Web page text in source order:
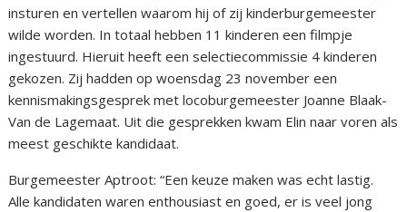
insturen en vertellen waarom hij of zij kinderburgemeester
wilde worden. In totaal hebben 11 kinderen een filmpje
ingestuurd. Hieruit heeft een selectiecommissie 4 kinderen
gekozen. Zij hadden op woensdag 23 november een
kennismakingsgesprek met locoburgemeester Joanne Blaak-
Van de Lagemaat. Uit die gesprekken kwam Elin naar voren als
meest geschikte kandidaat.
Burgemeester Aptroot: “Een keuze maken was echt lastig.
Alle kandidaten waren enthousiast en goed, er is veel jong